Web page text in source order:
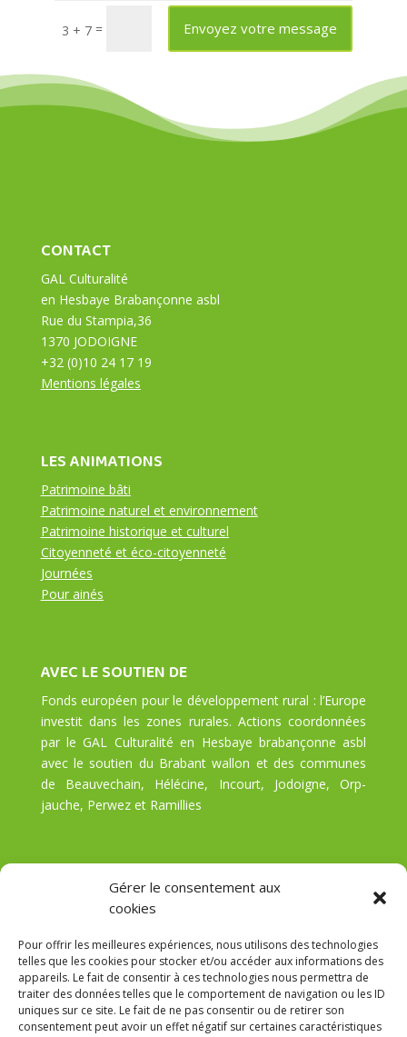
Gérer le consentement aux
cookies
Pour offrir les meilleures expériences, nous utilisons des technologies
telles que les cookies pour stocker et/ou accéder aux informations des
appareils. Le fait de consentir à ces technologies nous permettra de
traiter des données telles que le comportement de navigation ou les ID
uniques sur ce site. Le fait de ne pas consentir ou de retirer son
consentement peut avoir un effet négatif sur certaines caractéristiques
3 + 7 = Envoyez votre message
CONTACT
GAL Culturalité
en Hesbaye Brabançonne asbl
Rue du Stampia,36
1370 JODOIGNE
+32 (0)10 24 17 19
Mentions légales
LES ANIMATIONS
Patrimoine bâti
Patrimoine naturel et environnement
Patrimoine historique et culturel
Citoyenneté et éco-citoyenneté
Journées
Pour ainés
AVEC LE SOUTIEN DE
Fonds européen pour le développement rural : l’Europe
investit dans les zones rurales. Actions coordonnées
par le GAL Culturalité en Hesbaye brabançonne asbl
avec le soutien du Brabant wallon et des communes
de Beauvechain, Hélécine, Incourt, Jodoigne, Orp-
jauche, Perwez et Ramillies